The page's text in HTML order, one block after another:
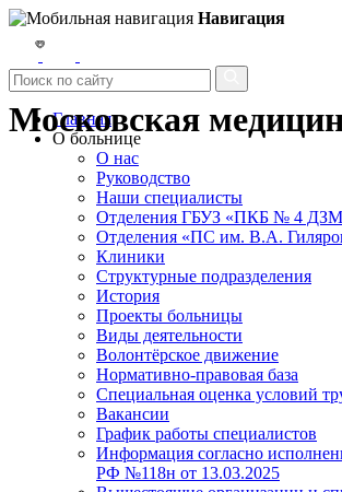
Московская
Навигация
Главная
О больнице
О нас
Руководство
Наши специалисты
Отделения ГБУЗ «ПКБ № 4
Отделения «ПС им. В.А.
Клиники
Структурные подразделения
История
Проекты больницы
Виды деятельности
Волонтёрское движение
Нормативно-правовая база
Специальная оценка условий
Вакансии
График работы специалистов
Информация согласно
РФ №118н от 13.03.2025